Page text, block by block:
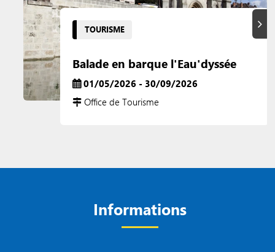
TOURISME
Balade en barque l'Eau'dyssée
01/05/2026 - 30/09/2026
Office de Tourisme
Informations